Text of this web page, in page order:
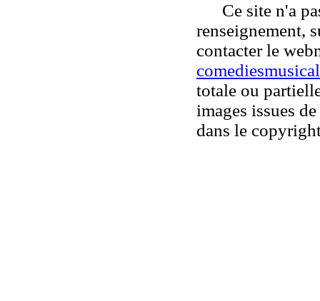
Ce site n'a
renseignement,
contacter le
totale ou
images issues
dans le